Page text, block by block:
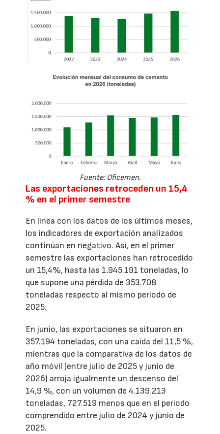
Fuente: Oficemen.
Las exportaciones retroceden un 15,4
% en el primer semestre
En línea con los datos de los últimos meses,
los indicadores de exportación analizados
continúan en negativo. Así, en el primer
semestre las exportaciones han retrocedido
un 15,4%, hasta las 1.945.191 toneladas, lo
que supone una pérdida de 353.708
toneladas respecto al mismo período de
2025.
En junio, las exportaciones se situaron en
357.194 toneladas, con una caída del 11,5 %,
mientras que la comparativa de los datos de
año móvil (entre julio de 2025 y junio de
2026) arroja igualmente un descenso del
14,9 %, con un volumen de 4.139.213
toneladas, 727.519 menos que en el periodo
comprendido entre julio de 2024 y junio de
2025.